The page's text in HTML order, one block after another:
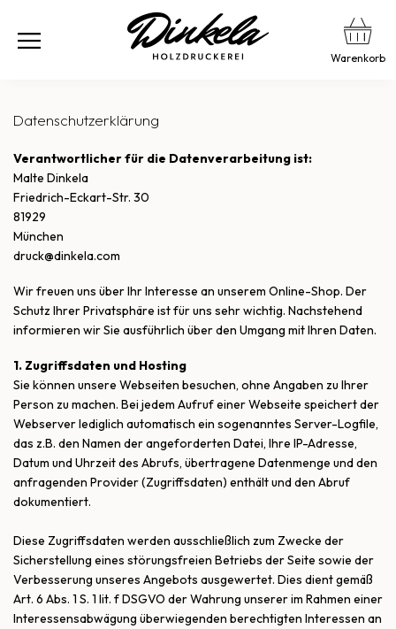
Warenkorb
Datenschutzerklärung
Verantwortlicher für die Datenverarbeitung ist:
Malte Dinkela
Friedrich-Eckart-Str. 30
81929
München
druck@dinkela.com
Wir freuen uns über Ihr Interesse an unserem Online-Shop. Der
Schutz Ihrer Privatsphäre ist für uns sehr wichtig. Nachstehend
informieren wir Sie ausführlich über den Umgang mit Ihren Daten.
1. Zugriffsdaten und Hosting
Sie können unsere Webseiten besuchen, ohne Angaben zu Ihrer
Person zu machen. Bei jedem Aufruf einer Webseite speichert der
Webserver lediglich automatisch ein sogenanntes Server-Logfile,
das z.B. den Namen der angeforderten Datei, Ihre IP-Adresse,
Datum und Uhrzeit des Abrufs, übertragene Datenmenge und den
anfragenden Provider (Zugriffsdaten) enthält und den Abruf
dokumentiert.
Diese Zugriffsdaten werden ausschließlich zum Zwecke der
Sicherstellung eines störungsfreien Betriebs der Seite sowie der
Verbesserung unseres Angebots ausgewertet. Dies dient gemäß
Art. 6 Abs. 1 S. 1 lit. f DSGVO der Wahrung unserer im Rahmen einer
Interessensabwägung überwiegenden berechtigten Interessen an